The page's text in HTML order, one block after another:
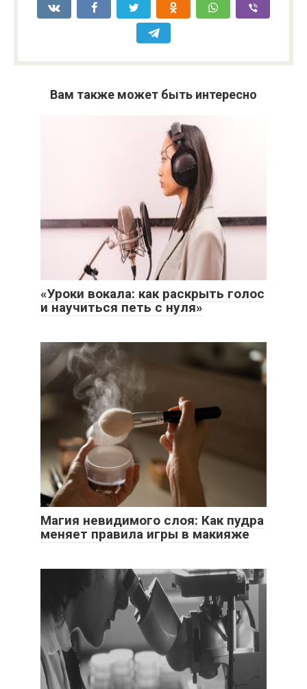
Вам также может быть интересно
«Уроки вокала: как раскрыть голос
и научиться петь с нуля»
Магия невидимого слоя: Как пудра
меняет правила игры в макияже